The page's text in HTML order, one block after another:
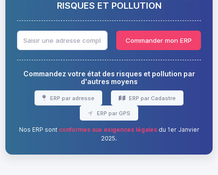
RISQUES ET POLLUTION
Commander mon ERP
Commandez votre état des risques et pollution par
d'autres moyens
ERP par adresse ERP par Cadastre
ERP par GPS
Nos ERP sont conformes aux exigences légalesdu 1er Janvier
2025.